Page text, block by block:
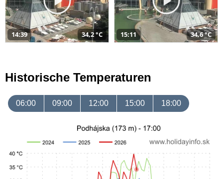
14:39 34,2 °C 15:11 34,6 °C
Historische Temperaturen
06:00 09:00 12:00 15:00 18:00